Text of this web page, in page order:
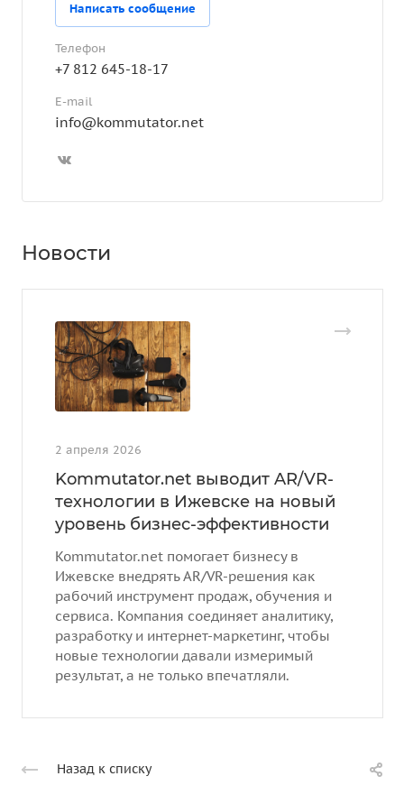
Написать сообщение
Телефон
+7 812 645-18-17
E-mail
info@kommutator.net
Новости
2 апреля 2026
Kommutator.net выводит AR/VR-
технологии в Ижевске на новый
уровень бизнес-эффективности
Kommutator.net помогает бизнесу в
Ижевске внедрять AR/VR-решения как
рабочий инструмент продаж, обучения и
сервиса. Компания соединяет аналитику,
разработку и интернет-маркетинг, чтобы
новые технологии давали измеримый
результат, а не только впечатляли.
Назад к списку